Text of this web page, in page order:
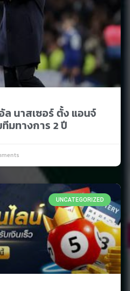
นาสเซอร์ ตั้ง แอนจ์
มทางการ 2 ปี
UNCATEGORIZED